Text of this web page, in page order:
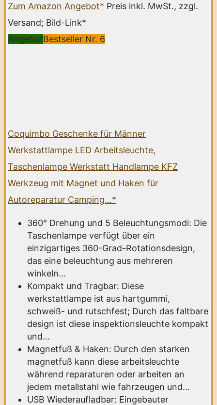
Zum Amazon Angebot* Preis inkl. MwSt., zzgl.
Versand; Bild-Link*
AngebotBestseller Nr. 6
Coquimbo Geschenke für Männer
Werkstattlampe LED Arbeitsleuchte,
Taschenlampe Werkstatt Handlampe KFZ
Werkzeug mit Magnet und Haken für
Autoreparatur Camping...*
360° Drehung und 5 Beleuchtungsmodi: Die
Taschenlampe verfügt über ein
einzigartiges 360-Grad-Rotationsdesign,
das eine beleuchtung aus mehreren
winkeln...
Kompakt und Tragbar: Diese
werkstattlampe ist aus hartgummi,
schweiß- und rutschfest; Durch das faltbare
design ist diese inspektionsleuchte kompakt
und...
Magnetfuß & Haken: Durch den starken
magnetfuß kann diese arbeitsleuchte
während reparaturen oder arbeiten an
jedem metallstahl wie fahrzeugen und...
USB Wiederaufladbar: Eingebauter